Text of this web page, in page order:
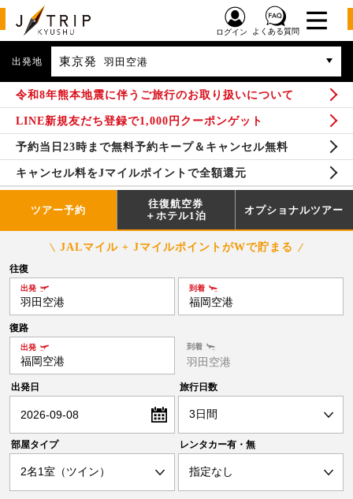
ログイン よくある質問
出発地 東京発 羽田空港
令和8年熊本地震に伴うご旅行のお取り扱いについて
LINE新規友だち登録で1,000円クーポンゲット
予約当日23時まで無料予約キープ＆キャンセル無料
キャンセル料をJマイルポイントで全額還元
ツアー予約
往復航空券
＋ホテル1泊
オプショナルツアー
JALマイル + JマイルポイントがWで貯まる
出発日
2026-09-08
旅行日数
部屋タイプ レンタカー有・無
往復
出発
羽田空港
到着
福岡空港
復路
出発
福岡空港
到着
羽田空港